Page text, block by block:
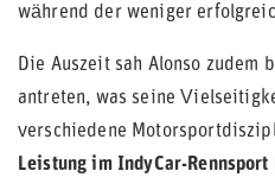
während der weniger
Die Auszeit sah Alonso zudem
antreten, was seine
verschiedene
Leistung im IndyCar-